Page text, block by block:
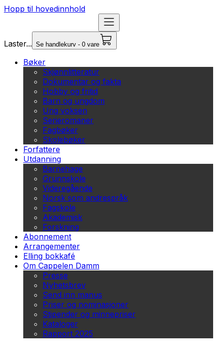
Hopp til hovedinnhold
Laster... Se handlekurv - 0 vare
Bøker
Skjønnlitteratur
Dokumentar og fakta
Hobby og fritid
Barn og ungdom
Ung voksen
Serieromaner
Fagbøker
Skolebøker
Forfattere
Utdanning
Barnehage
Grunnskole
Videregående
Norsk som andrespråk
Fagskole
Akademisk
Forskning
Abonnement
Arrangementer
Elling bokkafé
Om Cappelen Damm
Presse
Nyhetsbrev
Send inn manus
Priser og nominasjoner
Stipender og minnepriser
Kataloger
Rapport 2025